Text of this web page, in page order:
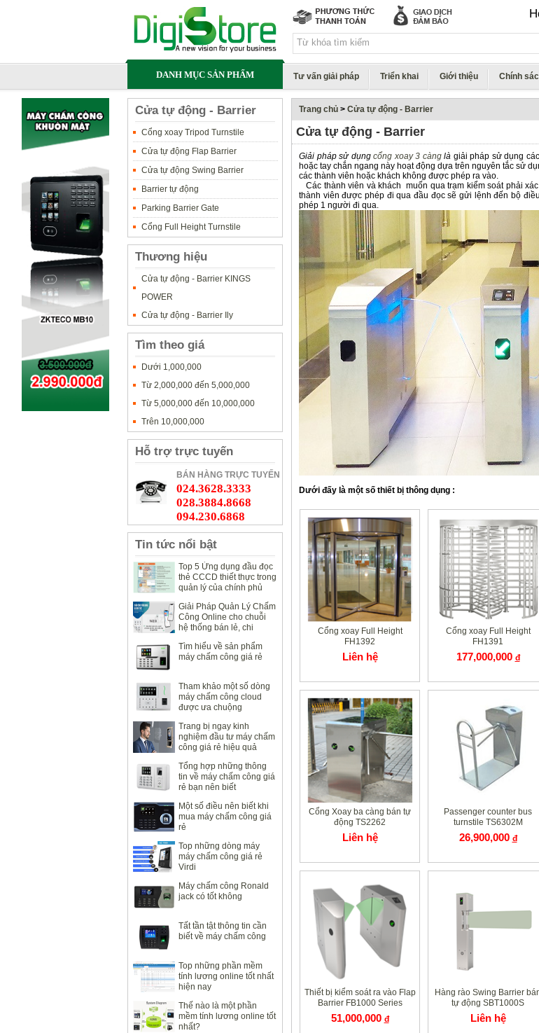
DANH MỤC SẢN PHẨM Tư vấn giải pháp Triển khai Giới thiệu Chính
Cửa tự động - Barrier
Cổng xoay Tripod Turnstile
Cửa tự động Flap Barrier
Cửa tự động Swing Barrier
Barrier tự động
Parking Barrier Gate
Cổng Full Height Turnstile
Thương hiệu
Cửa tự động - Barrier KINGS
POWER
Cửa tự động - Barrier Ily
Tìm theo giá
Dưới 1,000,000
Từ 2,000,000 đến 5,000,000
Từ 5,000,000 đến 10,000,000
Trên 10,000,000
Hỗ trợ trực tuyến
BÁN HÀNG TRỰC TUYẾN
024.3628.3333
028.3884.8668
094.230.6868
Tin tức nổi bật
Top 5 Ứng dụng đầu đọc
thẻ CCCD thiết thực trong
quản lý của chính phủ
Giải Pháp Quản Lý Chấm
Công Online cho chuỗi
hệ thống bán lẻ, chi
Tìm hiểu về sản phẩm
máy chấm công giá rẻ
Tham khảo một số dòng
máy chấm công cloud
được ưa chuộng
Trang bị ngay kinh
nghiệm đầu tư máy chấm
công giá rẻ hiệu quả
Tổng hợp những thông
tin về máy chấm công giá
rẻ bạn nên biết
Một số điều nên biết khi
mua máy chấm công giá
rẻ
Top những dòng máy
máy chấm công giá rẻ
Virdi
Máy chấm công Ronald
jack có tốt không
Tất tần tật thông tin cần
biết về máy chấm công
Top những phần mềm
tính lương online tốt nhất
hiện nay
Thế nào là một phần
mềm tính lương online tốt
nhất?
Trang chủ > Cửa tự động - Barrier
Cửa tự động - Barrier
Giải pháp sử dụng cổng xoay 3 cànglà giải pháp sử dụng
hoặc tay chắn ngang này hoạt động dựa trên nguyên tắc sử
các thành viên hoặc khách không được phép ra vào.
Các thành viên và khách muốn qua trạm kiểm soát phải
thành viên được phép đi qua đầu đọc sẽ gửi lệnh đến bộ
phép 1 người đi qua.
Dưới đấy là một số thiết bị thông dụng :
Cổng xoay Full Height
FH1392
Liên hệ
Cổng xoay Full Height
FH1391
177,000,000 đ
Cổng Xoay ba càng bán tự
động TS2262
Liên hệ
Passenger counter bus
turnstile TS6302M
26,900,000 đ
Thiết bị kiểm soát ra vào Flap
Barrier FB1000 Series
51,000,000 đ
Hàng rào Swing Barrier
tự động SBT1000S
Liên hệ